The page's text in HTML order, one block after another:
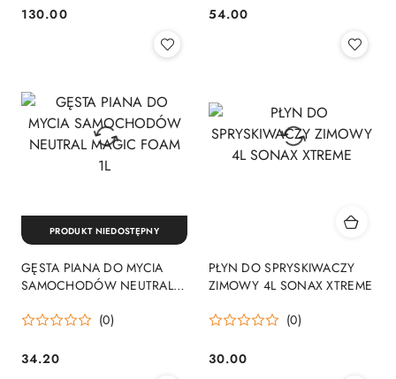
Cena:
130.00 Cena:
54.00
GĘSTA PIANA DO MYCIA
SAMOCHODÓW NEUTRAL
(0)
Cena:
34.20
PRODUKT NIEDOSTĘPNY
PŁYN DO SPRYSKIWACZY
ZIMOWY 4L SONAX XTREME
(0)
Cena:
30.00